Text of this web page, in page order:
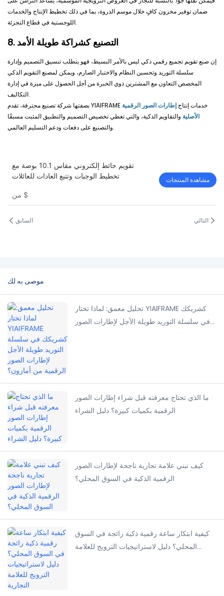
ضمان توفير مخزون كافٍ خلال موسم الذروة، بما في ذلك تخطيط الإنتاج والخدمات
اللوجستية في قطاع التجزئة.
8. التصنيع كشراكة طويلة الأمد
إن صنع تقويم تجميع رقمي ذكي ليس بالأمر البسيط، فهو يتطلب تنسيق التصميم وإدارة
سلسلة التوريد وتحسين النظام والاختبار الصارم، ويمكن لمصنع التقويم الذكي
المخصص التعاون مع المشترين ذوي الخبرة من أجل الحصول على ميزة في إدارة
التكاليف.
بصفتها شركة تصنيع محترفة، تقدم YIAIFRAME خدمات إنتاج إطارات الصور الرقمية
الأصلية والتقاويم الذكية، والتي تغطي تخصيص التصميم والتطبيق المثبت مسبقًا
والتصنيع على دفعات ودعم التسليم العالمي.
تقويم حائط إلكتروني مقاس 10.1 بوصة مع
تخطيط الوجبات وتتبع العادات للعائلات
$
مشاهدة المنتجات
السابق التالي
موصى به لك
تحليل معمق: لماذا تختار YIAIFRAME كشريكك
في سلسلة التوريد طويلة الأجل لإطارات الصور
ما الذي تحتاج معرفته قبل شراء إطارات الصور
الرقمية بكميات كبيرة؟ دليل الشراء
كيف تبني علامة تجارية ناجحة لإطارات الصور
الرقمية الذكية في السوق المحلي؟
كيفية ابتكار ساعة رقمية ذكية رائجة في السوق
المحلي؟ دليل لاستراتيجيات الترويج للعلامة